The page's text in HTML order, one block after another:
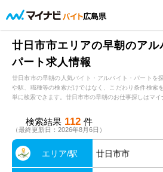
広島県
廿日市市エリアの早朝のアル
パート求人情報
廿日市市の早朝の人気バイト・アルバイト・パートを
や駅、職種等の検索だけではなく、こだわり条件検索
単に検索できます。廿日市市の早朝のお仕事探しはマイ
検索結果 112 件
（最終更新日：2026年8月6日）
エリア/駅 廿日市市